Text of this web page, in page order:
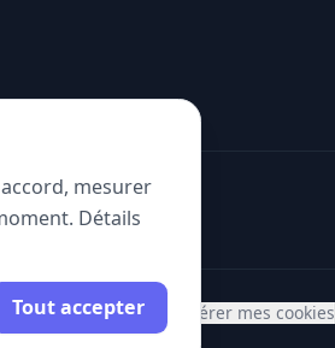
Gérer mes cookies
mesurer
Détails
Tout accepter